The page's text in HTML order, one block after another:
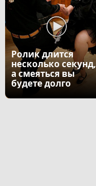
Ролик длится
несколько секунд,
а смеяться вы
будете долго